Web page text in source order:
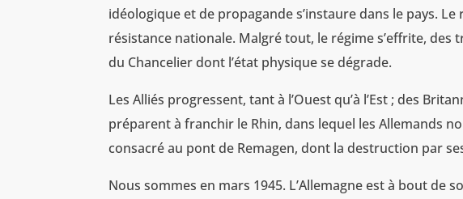
idéologique et de propagande s’instaure dans le pays.
résistance nationale. Malgré tout, le régime s’effrite, des
du Chancelier dont l’état physique se dégrade.
Les Alliés progressent, tant à l’Ouest qu’à l’Est ; des
préparent à franchir le Rhin, dans lequel les Allemands
consacré au pont de Remagen, dont la destruction par
Nous sommes en mars 1945. L’Allemagne est à bout de